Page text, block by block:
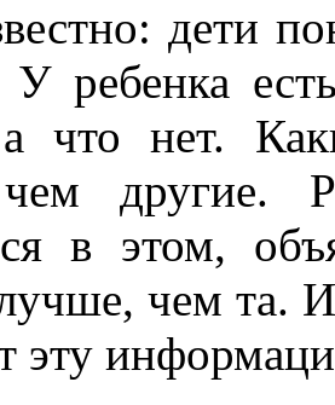
: дети
Уребенка
что нет.
другие.
в этом,
, чем та.
эту